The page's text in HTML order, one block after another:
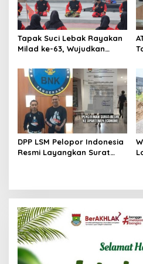
Tapak Suci Lebak Rayakan
Milad ke-63, Wujudkan
Menuju Kancah Dunia
DPP LSM Pelopor Indonesia
Resmi Layangkan Surat